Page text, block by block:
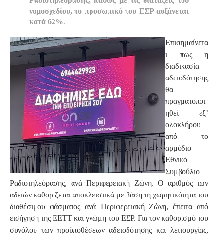
νομοσχεδίου, το προσωπικό του ΕΣΡ αυξάνεται
κατά 62%.
Επισημαίνετα
ι πως η
διαδικασία
αδειοδότησης
θα
πραγματοποι
ηθεί εξ’
ολοκλήρου
από το
αρμόδιο
Εθνικό
Συμβούλιο
Ραδιοτηλεόρασης, ανά Περιφερειακή Ζώνη. Ο αριθμός των
αδειών καθορίζεται αποκλειστικά με βάση τη χωρητικότητα του
διαθέσιμου φάσματος ανά Περιφερειακή Ζώνη, έπειτα από
εισήγηση της ΕΕΤΤ και γνώμη του ΕΣΡ. Για τον καθορισμό του
συνόλου των προϋποθέσεων αδειοδότησης και λειτουργίας,